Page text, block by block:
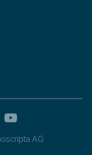
und Yusuf Toprak
AG